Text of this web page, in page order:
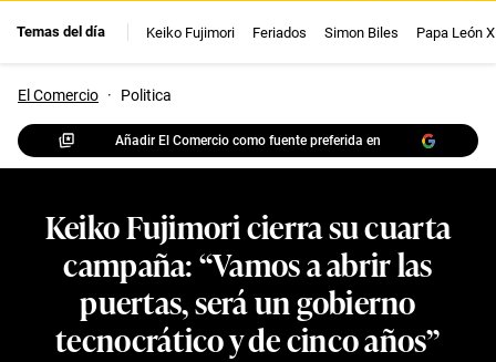
Temas del día Keiko Fujimori Feriados Simon Biles Papa León
El Comercio · Politica
Añadir El Comercio como fuente preferida en
Keiko Fujimori cierra su cuarta
campaña: “Vamos a abrir las
puertas, será un gobierno
tecnocrático y de cinco años”